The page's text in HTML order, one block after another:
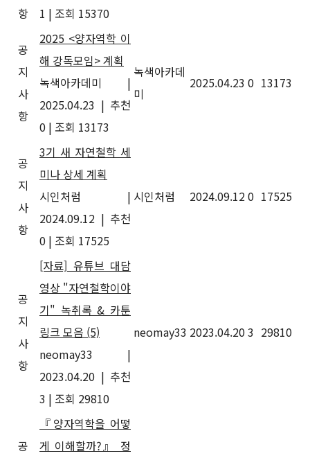
항
1 | 조회 15370
공
지
사
항
2025 <양자역학 이
해 강독모임> 계획
녹색아카데미
|
2025.04.23 | 추천
0 | 조회 13173
녹색아카데
미
2025.04.23 0 13173
공
지
사
항
3기 새 자연철학 세
미나 상세 계획
시인처럼
|
2024.09.12 | 추천
0 | 조회 17525
시인처럼 2024.09.120 17525
공
지
사
항
[자료] 유튜브 대담
영상 "자연철학이야
기" 녹취록 & 카툰
링크 모음 (5)
neomay33
|
2023.04.20 | 추천
3 | 조회 29810
neomay33 2023.04.203 29810
공
『양자역학을 어떻
게 이해할까?』 정